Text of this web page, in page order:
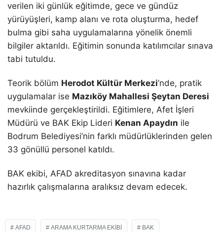
verilen iki günlük eğitimde, gece ve gündüz
yürüyüşleri, kamp alanı ve rota oluşturma, hedef
bulma gibi saha uygulamalarına yönelik önemli
bilgiler aktarıldı. Eğitimin sonunda katılımcılar sınava
tabi tutuldu.
Teorik bölüm Herodot Kültür Merkezi’nde, pratik
uygulamalar ise Mazıköy Mahallesi Şeytan Deresi
mevkiinde gerçekleştirildi. Eğitimlere, Afet İşleri
Müdürü ve BAK Ekip Lideri Kenan Apaydın ile
Bodrum Belediyesi’nin farklı müdürlüklerinden gelen
33 gönüllü personel katıldı.
BAK ekibi, AFAD akreditasyon sınavına kadar
hazırlık çalışmalarına aralıksız devam edecek.
AFAD ARAMA KURTARMA EKIBI BAK